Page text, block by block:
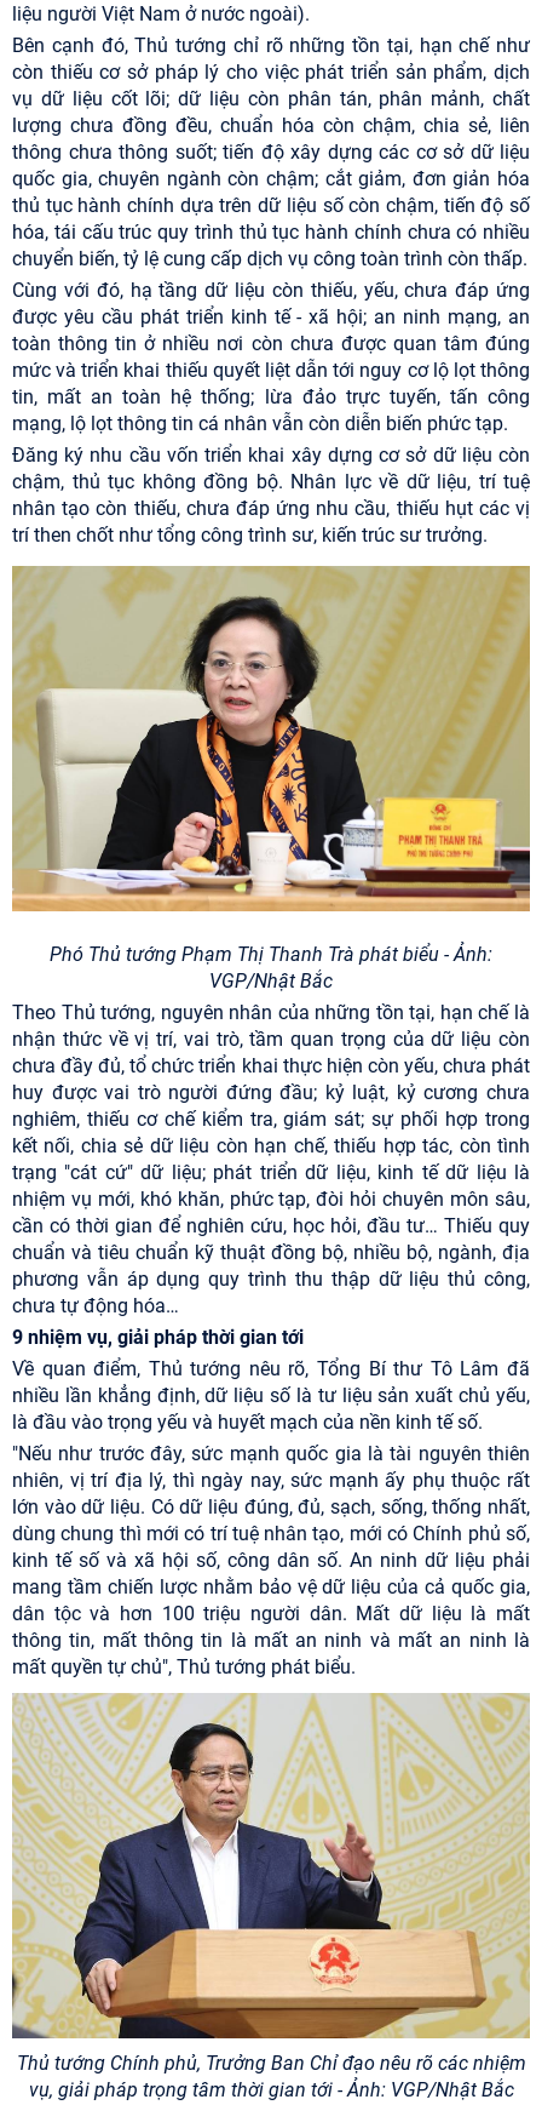
liệu người Việt Nam ở nước ngoài).
Bên cạnh đó, Thủ tướng chỉ rõ những tồn tại, hạn chế như
còn thiếu cơ sở pháp lý cho việc phát triển sản phẩm, dịch
vụ dữ liệu cốt lõi; dữ liệu còn phân tán, phân mảnh, chất
lượng chưa đồng đều, chuẩn hóa còn chậm, chia sẻ, liên
thông chưa thông suốt; tiến độ xây dựng các cơ sở dữ liệu
quốc gia, chuyên ngành còn chậm; cắt giảm, đơn giản hóa
thủ tục hành chính dựa trên dữ liệu số còn chậm, tiến độ số
hóa, tái cấu trúc quy trình thủ tục hành chính chưa có nhiều
chuyển biến, tỷ lệ cung cấp dịch vụ công toàn trình còn thấp.
Cùng với đó, hạ tầng dữ liệu còn thiếu, yếu, chưa đáp ứng
được yêu cầu phát triển kinh tế - xã hội; an ninh mạng, an
toàn thông tin ở nhiều nơi còn chưa được quan tâm đúng
mức và triển khai thiếu quyết liệt dẫn tới nguy cơ lộ lọt thông
tin, mất an toàn hệ thống; lừa đảo trực tuyến, tấn công
mạng, lộ lọt thông tin cá nhân vẫn còn diễn biến phức tạp.
Đăng ký nhu cầu vốn triển khai xây dựng cơ sở dữ liệu còn
chậm, thủ tục không đồng bộ. Nhân lực về dữ liệu, trí tuệ
nhân tạo còn thiếu, chưa đáp ứng nhu cầu, thiếu hụt các vị
trí then chốt như tổng công trình sư, kiến trúc sư trưởng.
Phó Thủ tướng Phạm Thị Thanh Trà phát biểu - Ảnh:
VGP/Nhật Bắc
Theo Thủ tướng, nguyên nhân của những tồn tại, hạn chế là
nhận thức về vị trí, vai trò, tầm quan trọng của dữ liệu còn
chưa đầy đủ, tổ chức triển khai thực hiện còn yếu, chưa phát
huy được vai trò người đứng đầu; kỷ luật, kỷ cương chưa
nghiêm, thiếu cơ chế kiểm tra, giám sát; sự phối hợp trong
kết nối, chia sẻ dữ liệu còn hạn chế, thiếu hợp tác, còn tình
trạng "cát cứ" dữ liệu; phát triển dữ liệu, kinh tế dữ liệu là
nhiệm vụ mới, khó khăn, phức tạp, đòi hỏi chuyên môn sâu,
cần có thời gian để nghiên cứu, học hỏi, đầu tư… Thiếu quy
chuẩn và tiêu chuẩn kỹ thuật đồng bộ, nhiều bộ, ngành, địa
phương vẫn áp dụng quy trình thu thập dữ liệu thủ công,
chưa tự động hóa…
9 nhiệm vụ, giải pháp thời gian tới
Về quan điểm, Thủ tướng nêu rõ, Tổng Bí thư Tô Lâm đã
nhiều lần khẳng định, dữ liệu số là tư liệu sản xuất chủ yếu,
là đầu vào trọng yếu và huyết mạch của nền kinh tế số.
"Nếu như trước đây, sức mạnh quốc gia là tài nguyên thiên
nhiên, vị trí địa lý, thì ngày nay, sức mạnh ấy phụ thuộc rất
lớn vào dữ liệu. Có dữ liệu đúng, đủ, sạch, sống, thống nhất,
dùng chung thì mới có trí tuệ nhân tạo, mới có Chính phủ số,
kinh tế số và xã hội số, công dân số. An ninh dữ liệu phải
mang tầm chiến lược nhằm bảo vệ dữ liệu của cả quốc gia,
dân tộc và hơn 100 triệu người dân. Mất dữ liệu là mất
thông tin, mất thông tin là mất an ninh và mất an ninh là
mất quyền tự chủ", Thủ tướng phát biểu.
Thủ tướng Chính phủ, Trưởng Ban Chỉ đạo nêu rõ các nhiệm
vụ, giải pháp trọng tâm thời gian tới - Ảnh: VGP/Nhật Bắc